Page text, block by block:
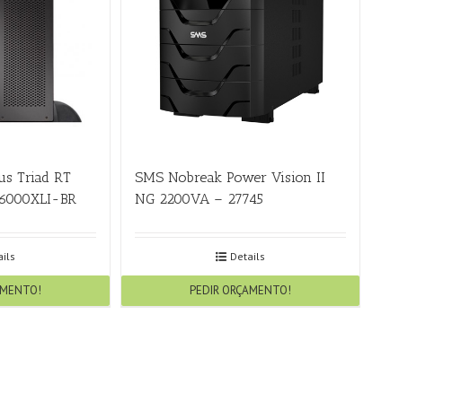
Triad RT
BR
SMS Nobreak Power Vision II
NG 2200VA – 27745
Details
PEDIR ORÇAMENTO!